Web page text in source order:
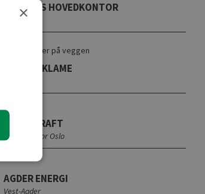
NORDEAS HOVEDKONTOR
SMFB REKLAME
STATSKRAFT
Hovedkontor Oslo
AGDER ENERGI
Vest-Agder
×